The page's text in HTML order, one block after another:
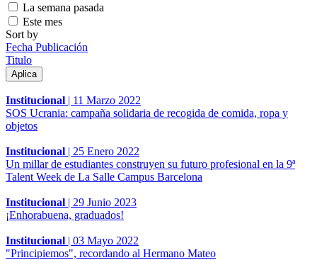
La semana pasada
Este mes
Sort by
Fecha Publicación
Titulo
Institucional | 11 Marzo 2022
SOS Ucrania: campaña solidaria de recogida de comida, ropa y
objetos
Institucional | 25 Enero 2022
Un millar de estudiantes construyen su futuro profesional en la 9ª
Talent Week de La Salle Campus Barcelona
Institucional | 29 Junio 2023
¡Enhorabuena, graduados!
Institucional | 03 Mayo 2022
"Principiemos", recordando al Hermano Mateo